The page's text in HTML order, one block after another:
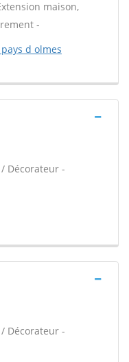
maison,
-
d olmes
Décorateur -
Décorateur -